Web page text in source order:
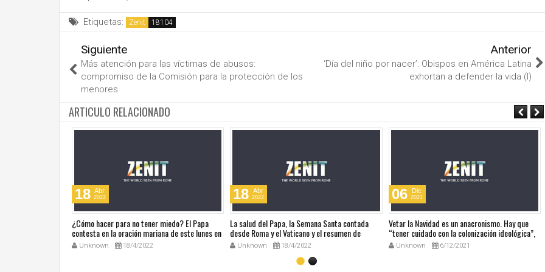
Etiquetas: Zenit
Siguiente
Más atención para las víctimas de abusos:
compromiso de la Comisión para la protección de los
menores
Anterior
‘Día del niño por nacer’: Obispos en América Latina
exhortan a defender la vida (I)
ARTICULO RELACIONADO
18 Abr
2022
¿Cómo hacer para no tener miedo? El Papa
contesta en la oración mariana de este lunes en
la Plaza de San Pedro
Unknown 18/4/2022
18 Abr
2022
La salud del Papa, la Semana Santa contada
desde Roma y el Vaticano y el resumen de
noticias en audio
Unknown 18/4/2022
06 Dic
2021
Vetar la Navidad es un anacronismo. Hay que
“tener cuidado con la colonización ideológica”,
dice el Papa sobre el Manual europeo que
prohibía la Navidad
Unknown 6/12/2021